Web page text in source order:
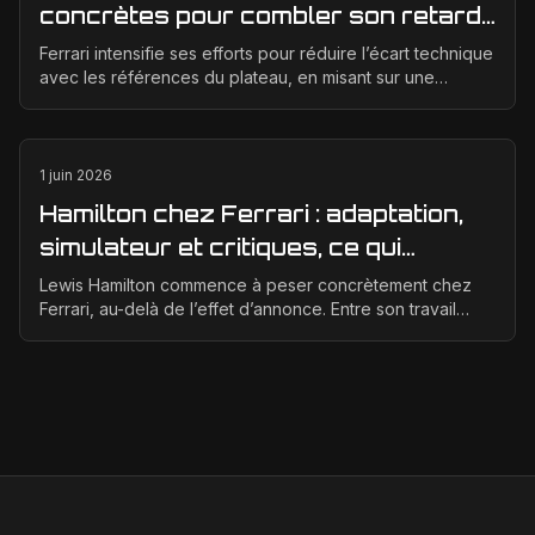
concrètes pour combler son retard
technique en 2026
Ferrari intensifie ses efforts pour réduire l’écart technique
avec les références du plateau, en misant sur une
1 juin 2026
Hamilton chez Ferrari : adaptation,
simulateur et critiques, ce qui
change vraiment pour la Scuderia
Lewis Hamilton commence à peser concrètement chez
Ferrari, au-delà de l’effet d’annonce. Entre son travail